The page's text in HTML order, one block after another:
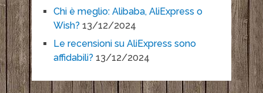
Chi è meglio: Alibaba, AliExpress o
Wish? 13/12/2024
Le recensioni su AliExpress sono
affidabili? 13/12/2024